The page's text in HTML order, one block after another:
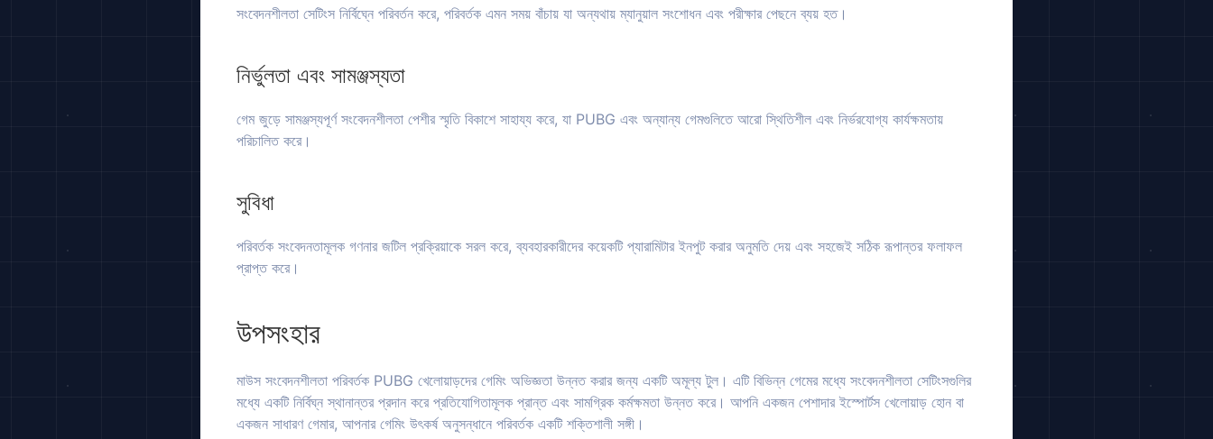
সংবেদনশীলতা সেটিংস নির্বিঘ্নে পরিবর্তন করে, পরিবর্তক এমন সময় বাঁচায় যা অন্যথায় ম্যানুয়াল সংশোধন এবং পরীক্ষার পেছনে ব্যয় হত।
নির্ভুলতা এবং সামঞ্জস্যতা
গেম জুড়ে সামঞ্জস্যপূর্ণ সংবেদনশীলতা পেশীর স্মৃতি বিকাশে সাহায্য করে, যা PUBG এবং অন্যান্য গেমগুলিতে আরো স্থিতিশীল এবং নির্ভরযোগ্য কার্যক্ষমতায়
পরিচালিত করে।
সুবিধা
পরিবর্তক সংবেদনতামূলক গণনার জটিল প্রক্রিয়াকে সরল করে, ব্যবহারকারীদের কয়েকটি প্যারামিটার ইনপুট করার অনুমতি দেয় এবং সহজেই সঠিক রূপান্তর ফলাফল
প্রাপ্ত করে।
উপসংহার
মাউস সংবেদনশীলতা পরিবর্তক PUBG খেলোয়াড়দের গেমিং অভিজ্ঞতা উন্নত করার জন্য একটি অমূল্য টুল। এটি বিভিন্ন গেমের মধ্যে সংবেদনশীলতা সেটিংসগুলির
মধ্যে একটি নির্বিঘ্ন স্থানান্তর প্রদান করে প্রতিযোগিতামূলক প্রান্ত এবং সামগ্রিক কর্মক্ষমতা উন্নত করে। আপনি একজন পেশাদার ইস্পোর্টস খেলোয়াড় হোন বা
একজন সাধারণ গেমার, আপনার গেমিং উৎকর্ষ অনুসন্ধানে পরিবর্তক একটি শক্তিশালী সঙ্গী।